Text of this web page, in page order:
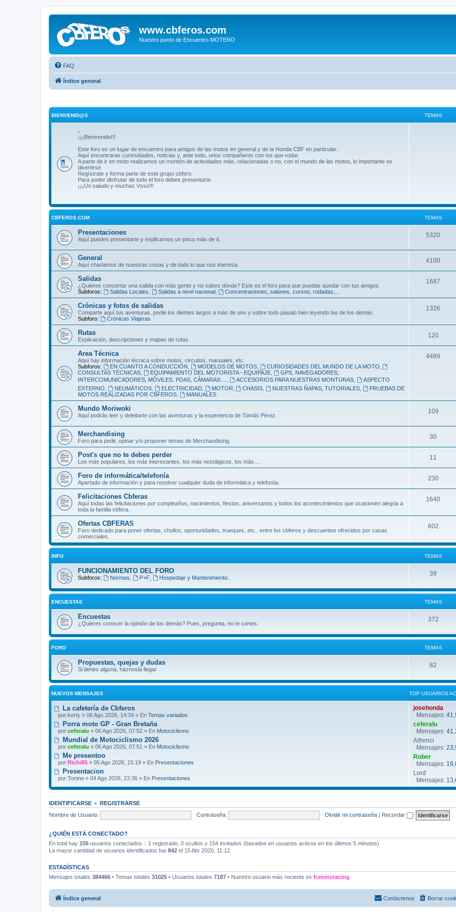
www.cbferos.com
Nuestro punto de Encuentro MOTERO
FAQ
Índice general
BIENVENID@S TEMAS
.
¡¡¡Bienvenido!!!
Este foro es un lugar de encuentro para amigos de las motos en general y de la Honda CBF en particular.
Aquí encontraras curiosidades, noticias y, ante todo, unos compañeros con los que rodar.
A parte de ir en moto realizamos un montón de actividades más, relacionadas o no, con el mundo de las motos, lo importante es
divertirse.
Regístrate y forma parte de este grupo cbfero.
Para poder disfrutar de todo el foro debes presentarte.
¡¡¡Un saludo y muchas Vsss!!!
CBFEROS.COM TEMAS
Presentaciones
Aquí puedes presentarte y explicarnos un poco más de ti.
5320
General
Aquí charlamos de nuestras cosas y de todo lo que nos interesa.
4100
Salidas
¿Quieres concertar una salida con más gente y no sabes dónde? Este es el foro para que puedas quedar con tus amigos.
Subforos:
Salidas Locales Salidas a nivel nacional, Concentraciones, salones, cursos, rodadas,...
1687
Crónicas y fotos de salidas
Comparte aquí tus aventuras, ponle los dientes largos a más de uno y sobre todo pásalo bien leyendo las de los demás.
Subforo:
Crónicas Viajeras
1326
Rutas
Explicación, descripciones y mapas de rutas.
120
Area Técnica
Aquí hay información técnica sobre motos, circuitos, manuales, etc.
Subforos:
EN CUANTO A CONDUCCIÓN MODELOS DE MOTOS, CURIOSIDADES DEL MUNDO DE LA MOTO
CONSULTAS TÉCNICAS
EQUIPAMIENTO DEL MOTORISTA - EQUIPAJE,
GPS, NAVEGADORES,
INTERCOMUNICADORES, MÓVILES, PDAS, CÁMARAS ...
ACCESORIOS PARA NUESTRAS MONTURAS,
ASPECTO
EXTERNO
NEUMÁTICOS, ELECTRICIDAD, MOTOR CHASIS NUESTRAS ÑAPAS, TUTORIALES
PRUEBAS DE
MOTOS REALIZADAS POR CBFEROS
MANUALES
4489
Mundo Moriwoki
Aquí podrás leer y deleitarte con las aventuras y la experiencia de Tomás Pérez
109
Merchandising
Foro para pedir, opinar y/o proponer temas de Merchandising.
30
Post's que no te debes perder
Los más populares, los más interesantes, los más nostálgicos, los más.....
11
Foro de informática/telefonía
Apartado de información y para resolver cualquier duda de informática y telefonía.
230
Felicitaciones Cbferas
Aquí todas las felicitaciones por cumpleaños, nacimientos, fiestas, aniversarios y todos los acontecimientos que ocasionen alegria a
toda la familia cbfera.
1640
Ofertas CBFERAS
Foro dedicado para poner ofertas, chollos, oportunidades, trueques, etc.. entre los cbferos y descuentos ofrecidos por casas
comerciales.
602
INFO TEMAS
FUNCIONAMIENTO DEL FORO
Subforos: Normas P+F, Hospedaje y Mantenimiento..
39
ENCUESTAS TEMAS
Encuestas
¿Quieres conocer la opinión de los demás? Pues, pregunta, no te cortes.
372
FORO TEMAS
Propuestas, quejas y dudas
Si tienes alguna, háznosla llegar
82
NUEVOS MENSAJES TOP USUARIOS
La cafetería de Cbferos
por:korty » 06 Ago 2026, 14:34 » En Temas variados
Porra moto GP - Gran Bretaña
por:ceferalu » 06 Ago 2026, 07:52 » En Motociclismo
Mundial de Motociclismo 2026
por:ceferalu » 06 Ago 2026, 07:51 » En Motociclismo
Me presentoo
por:Richi85 » 05 Ago 2026, 15:19 » En Presentaciones
Presentacion
por:Tonino » 04 Ago 2026, 23:36 » En Presentaciones
josehonda
Mensajes:
ceferalu
Mensajes:
Alfrenci
Mensajes:
Rober
Mensajes:
Lord
Mensajes:
IDENTIFICARSE • REGISTRARSE
Nombre de Usuario:
Contraseña: Olvidé mi contraseña | Recordar
¿QUIÉN ESTÁ CONECTADO?
En total hay 155 usuarios conectados :: 1 registrado, 0 ocultos y 154 invitados (basados en usuarios activos en los últimos 5 minutos)
La mayor cantidad de usuarios identificados fue 842 el 15 Abr 2020, 11:12
ESTADÍSTICAS
Mensajes totales 384466 • Temas totales 31025 • Usuarios totales 7187 • Nuestro usuario más reciente es fcmotoracing
Índice general Borrar
Contáctenos